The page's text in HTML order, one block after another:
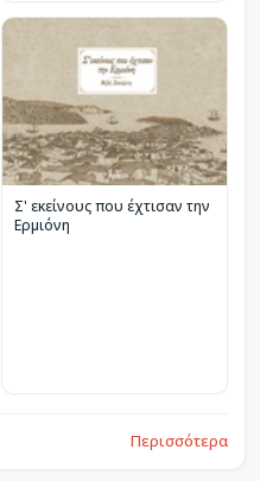
Σ' εκείνους που έχτισαν την
Ερμιόνη
Περισσότερα